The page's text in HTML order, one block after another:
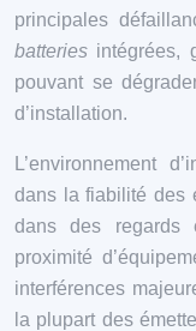
principales
batteries intégrées,
pouvant se
d’installation.
L’environnement
dans la fiabilité des
dans des regards
proximité
interférences
la plupart des